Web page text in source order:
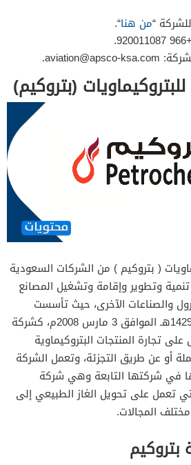
“من هنا“.
aviation@apsco-ksa.com
.
(بتروكيم)
( بتروكيم ) من الشركات السعودية
وتطوير وإقامة وتشغيل المصانع
والصناعات الآخرى، حيث تأسست
الشركة في 8 ربيع الأول 1429هـ الموافق 3 مارس 2008م، كشركة
تجارة المنتجات البتروكيماوية
أو عن طريق التجزئة، وتعمل الشركة
في شركتها التابعة وهي شركة
تعمل على تحويل الغاز الطبيعي إلى
المجالات.